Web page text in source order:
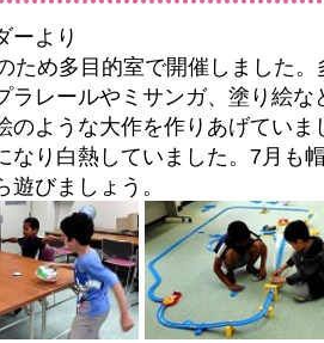
ーより
ため多目的室で開催しました
ラレールやミサンガ、塗り絵
のような大作を作りあげてい
なり白熱していました。7月も
遊びましょう。